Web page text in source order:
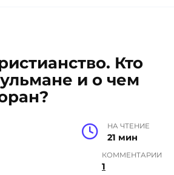
Кто
и о чем
НА ЧТЕНИЕ
21 мин
КОММЕНТАРИИ
1